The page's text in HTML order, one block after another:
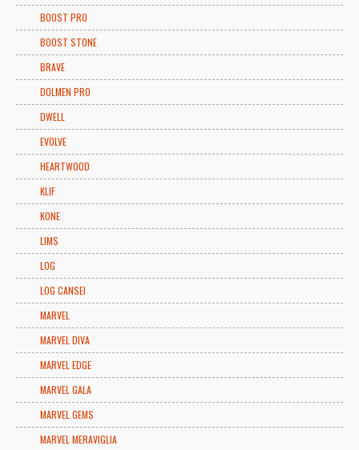
BOOST PRO
BOOST STONE
BRAVE
DOLMEN PRO
DWELL
EVOLVE
HEARTWOOD
KLIF
KONE
LIMS
LOG
LOG CANSEI
MARVEL
MARVEL DIVA
MARVEL EDGE
MARVEL GALA
MARVEL GEMS
MARVEL MERAVIGLIA